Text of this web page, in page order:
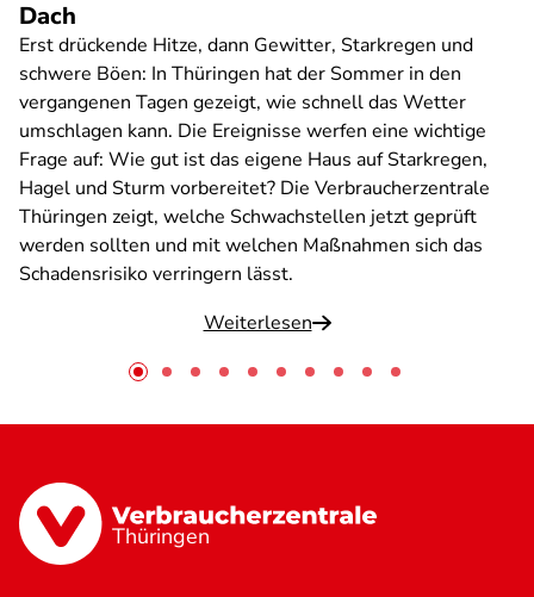
Dach
Erst drückende Hitze, dann Gewitter, Starkregen und
schwere Böen: In Thüringen hat der Sommer in den
vergangenen Tagen gezeigt, wie schnell das Wetter
umschlagen kann. Die Ereignisse werfen eine wichtige
Frage auf: Wie gut ist das eigene Haus auf Starkregen,
Hagel und Sturm vorbereitet? Die Verbraucherzentrale
Thüringen zeigt, welche Schwachstellen jetzt geprüft
werden sollten und mit welchen Maßnahmen sich das
Schadensrisiko verringern lässt.
Weiterlesen
Thüringen